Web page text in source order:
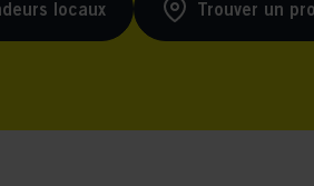
locaux Trouver un